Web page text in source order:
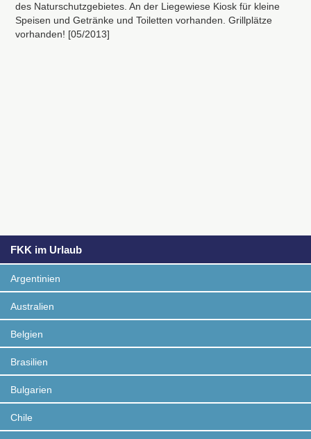
des Naturschutzgebietes. An der Liegewiese Kiosk für kleine
Speisen und Getränke und Toiletten vorhanden. Grillplätze
vorhanden! [05/2013]
FKK im Urlaub
Argentinien
Australien
Belgien
Brasilien
Bulgarien
Chile